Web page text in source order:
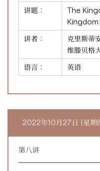
讲题：
The
讲者：
克里斯蒂
维滕贝格
语言：
英语
2022年10月27日 (星期
第八讲